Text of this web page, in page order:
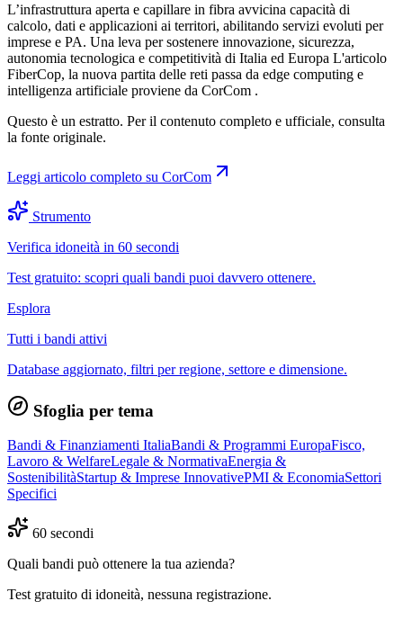
L’infrastruttura aperta e capillare in fibra avvicina capacità di
calcolo, dati e applicazioni ai territori, abilitando servizi evoluti per
imprese e PA. Una leva per sostenere innovazione, sicurezza,
autonomia tecnologica e competitività di Italia ed Europa L'articolo
FiberCop, la nuova partita delle reti passa da edge computing e
intelligenza artificiale proviene da CorCom .
Questo è un estratto. Per il contenuto completo e ufficiale, consulta
la fonte originale.
Leggi articolo completo su CorCom
Strumento
Verifica idoneità in 60 secondi
Test gratuito: scopri quali bandi puoi davvero ottenere.
Esplora
Tutti i bandi attivi
Database aggiornato, filtri per regione, settore e dimensione.
Sfoglia per tema
Bandi & Finanziamenti ItaliaBandi & Programmi EuropaFisco,
Lavoro & WelfareLegale & NormativaEnergia &
SostenibilitàStartup & Imprese InnovativePMI & EconomiaSettori
Specifici
60 secondi
Quali bandi può ottenere la tua azienda?
Test gratuito di idoneità, nessuna registrazione.